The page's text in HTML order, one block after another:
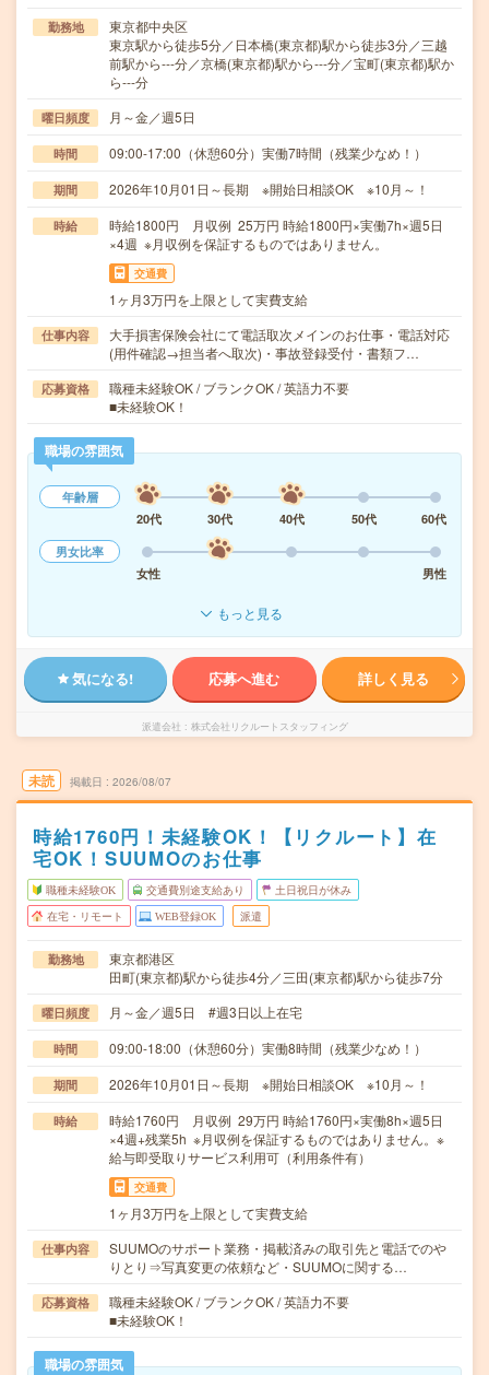
勤務地
東京都中央区
東京駅から徒歩5分／日本橋(東京都)駅から徒歩3分／三越
前駅から---分／京橋(東京都)駅から---分／宝町(東京都)駅か
ら---分
曜日頻度 月～金／週5日
時間 09:00-17:00（休憩60分）実働7時間（残業少なめ！）
期間 2026年10月01日～長期 ※開始日相談OK ※10月～！
時給
時給1800円 月収例 25万円 時給1800円×実働7h×週5日
×4週 ※月収例を保証するものではありません。
交通費
1ヶ月3万円を上限として実費支給
仕事内容
大手損害保険会社にて電話取次メインのお仕事・電話対応
(用件確認→担当者へ取次)・事故登録受付・書類フ…
応募資格
職種未経験OK / ブランクOK / 英語力不要
■未経験OK！
職場の雰囲気
年齢層
20代
30代 40代 50代
60代
男女比率
女性
男性
もっと見る
気になる! 応募へ進む 詳しく見る
派遣会社 株式会社リクルートスタッフィング
未読 掲載日 2026/08/07
時給1760円！未経験OK！【リクルート】在
宅OK！SUUMOのお仕事
職種未経験OK 交通費別途支給あり 土日祝日が休み
在宅・リモート WEB登録OK 派遣
勤務地
東京都港区
田町(東京都)駅から徒歩4分／三田(東京都)駅から徒歩7分
曜日頻度 月～金／週5日 #週3日以上在宅
時間 09:00-18:00（休憩60分）実働8時間（残業少なめ！）
期間 2026年10月01日～長期 ※開始日相談OK ※10月～！
時給
時給1760円 月収例 29万円 時給1760円×実働8h×週5日
×4週+残業5h ※月収例を保証するものではありません。※
給与即受取りサービス利用可（利用条件有）
交通費
1ヶ月3万円を上限として実費支給
仕事内容
SUUMOのサポート業務・掲載済みの取引先と電話でのや
りとり⇒写真変更の依頼など・SUUMOに関する…
応募資格
職種未経験OK / ブランクOK / 英語力不要
■未経験OK！
職場の雰囲気